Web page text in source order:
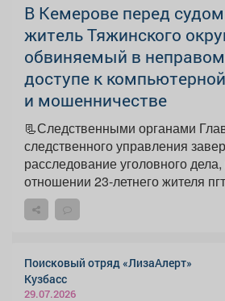
В Кемерове перед
житель Тяжинского
обвиняемый в
доступе к
и мошенничестве
📃Следственными органами
следственного управления
расследование уголовного
отношении 23-летнего жителя
Поисковый отряд «ЛизаАлерт»
Кузбасс
29.07.2026